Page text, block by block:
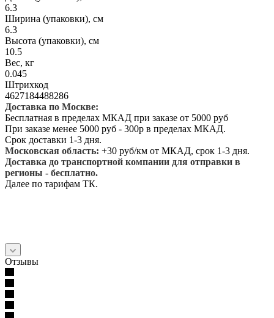
6.3
Ширина (упаковки), см
6.3
Высота (упаковки), см
10.5
Вес, кг
0.045
Штрихкод
4627184488286
Доставка по Москве:
Бесплатная в пределах МКАД при заказе от 5000 руб
При заказе менее 5000 руб - 300р в пределах МКАД.
Срок доставки 1-3 дня.
Московская область: +30 руб/км от МКАД, срок 1-3 дня.
Доставка до транспортной компании для отправки в
регионы - бесплатно.
Далее по тарифам ТК.
Отзывы